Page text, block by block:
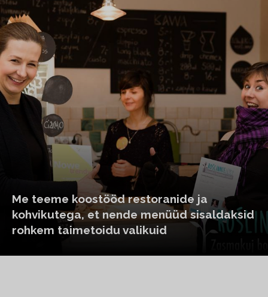
Me teeme koostööd restoranide ja
kohvikutega, et nende menüüd sisaldaksid
rohkem taimetoidu valikuid